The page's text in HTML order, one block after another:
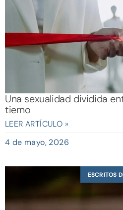
Una sexualidad dividida
tierno
LEER ARTÍCULO »
4 de mayo, 2026
ESCRITOS